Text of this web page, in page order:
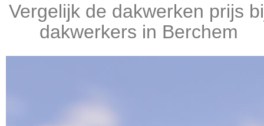
Vergelijk de dakwerken prijs
dakwerkers in Berchem